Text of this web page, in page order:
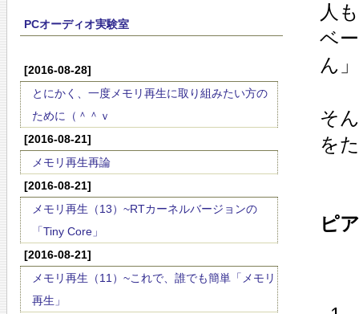
PCオーディオ実験室
[2016-08-28]
とにかく、一度メモリ再生に取り組みたい方の
ために（＾＾ｖ
[2016-08-21]
メモリ再生再論
[2016-08-21]
メモリ再生（13）~RTカーネルバージョンの
「Tiny Core」
[2016-08-21]
メモリ再生（11）~これで、誰でも簡単「メモリ
再生」
人
ベ
ん
そ
を
ピ